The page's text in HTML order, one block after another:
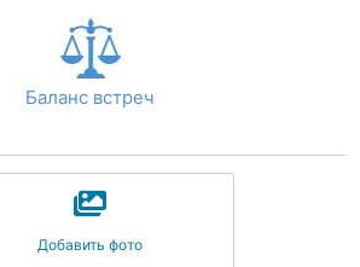
Баланс встреч
Добавить фото